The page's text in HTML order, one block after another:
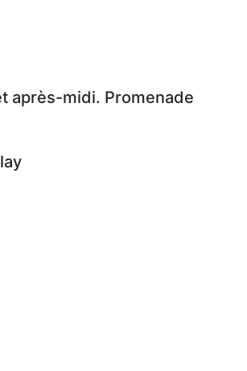
après-midi. Promenade